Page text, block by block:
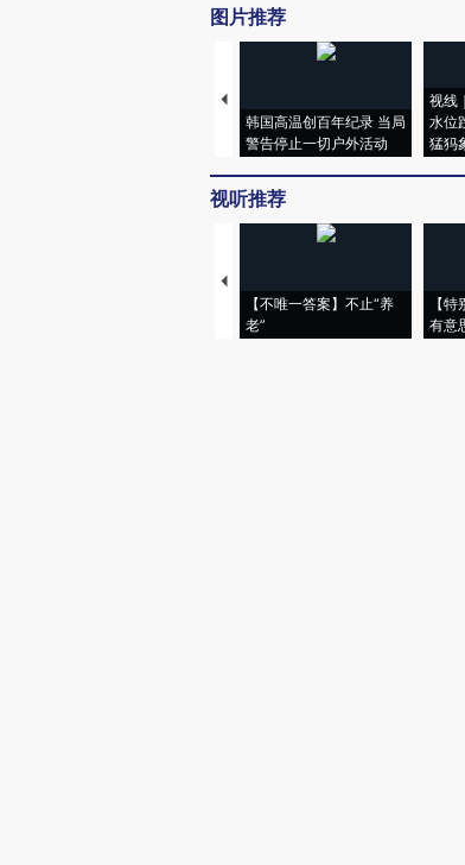
图片推荐
韩国高温创百年纪录 当局
警告停止一切户外活动
视线
水位
猛犸
视听推荐
【不唯一答案】不止“养
老”
【
有意